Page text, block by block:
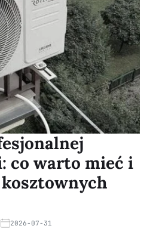
co warto mieć i
2026-07-31